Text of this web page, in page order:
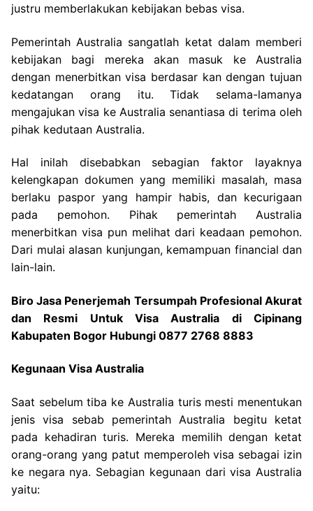
justru memberlakukan kebijakan bebas visa.
Pemerintah Australia sangatlah ketat dalam memberi
kebijakan bagi mereka akan masuk ke Australia
dengan menerbitkan visa berdasar kan dengan tujuan
kedatangan orang itu. Tidak selama-lamanya
mengajukan visa ke Australia senantiasa di terima oleh
pihak kedutaan Australia.
Hal inilah disebabkan sebagian faktor layaknya
kelengkapan dokumen yang memiliki masalah, masa
berlaku paspor yang hampir habis, dan kecurigaan
pada pemohon. Pihak pemerintah Australia
menerbitkan visa pun melihat dari keadaan pemohon.
Dari mulai alasan kunjungan, kemampuan financial dan
lain-lain.
Biro Jasa Penerjemah Tersumpah Profesional Akurat
dan Resmi Untuk Visa Australia di Cipinang
Kabupaten Bogor Hubungi 0877 2768 8883
Kegunaan Visa Australia
Saat sebelum tiba ke Australia turis mesti menentukan
jenis visa sebab pemerintah Australia begitu ketat
pada kehadiran turis. Mereka memilih dengan ketat
orang-orang yang patut memperoleh visa sebagai izin
ke negara nya. Sebagian kegunaan dari visa Australia
yaitu: